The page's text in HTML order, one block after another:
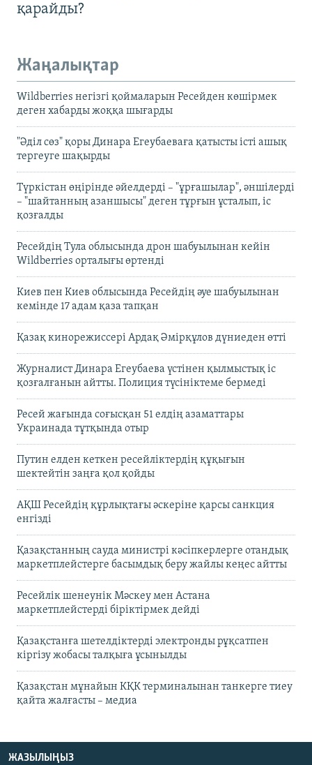
қарайды?
Жаңалықтар
Wildberries негізгі қоймаларын Ресейден көшірмек
деген хабарды жоққа шығарды
"Әділ сөз" қоры Динара Егеубаеваға қатысты істі ашық
тергеуге шақырды
Түркістан өңірінде әйелдерді – "ұрғашылар", әншілерді
– "шайтанның азаншысы" деген тұрғын ұсталып, іс
қозғалды
Ресейдің Тула облысында дрон шабуылынан кейін
Wildberries орталығы өртенді
Киев пен Киев облысында Ресейдің әуе шабуылынан
кемінде 17 адам қаза тапқан
Қазақ кинорежиссері Ардақ Әмірқұлов дүниеден өтті
Журналист Динара Егеубаева үстінен қылмыстық іс
қозғалғанын айтты. Полиция түсініктеме бермеді
Ресей жағында соғысқан 51 елдің азаматтары
Украинада тұтқында отыр
Путин елден кеткен ресейліктердің құқығын
шектейтін заңға қол қойды
АҚШ Ресейдің құрлықтағы әскеріне қарсы санкция
енгізді
Қазақстанның сауда министрі кәсіпкерлерге отандық
маркетплейстерге басымдық беру жайлы кеңес айтты
Ресейлік шенеунік Мәскеу мен Астана
маркетплейстерді біріктірмек дейді
Қазақстанға шетелдіктерді электронды рұқсатпен
кіргізу жобасы талқыға ұсынылды
Қазақстан мұнайын КҚК терминалынан танкерге тиеу
қайта жалғасты – медиа
ЖАЗЫЛЫҢЫЗ